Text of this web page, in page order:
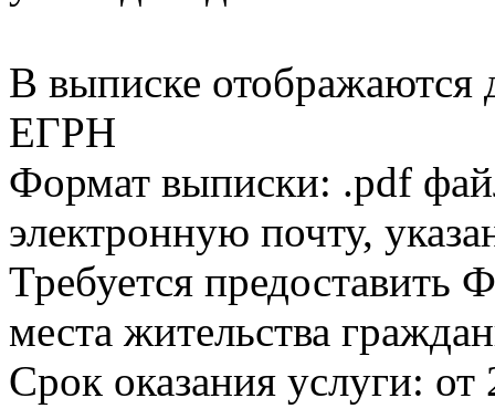
В выписке
ЕГРН
Формат выписки: .pdf
электронную почту,
Требуется
места жительства
Срок оказания услуги: от